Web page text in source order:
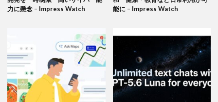
力に懸念 – Impress Watch
能に – Impress Watch